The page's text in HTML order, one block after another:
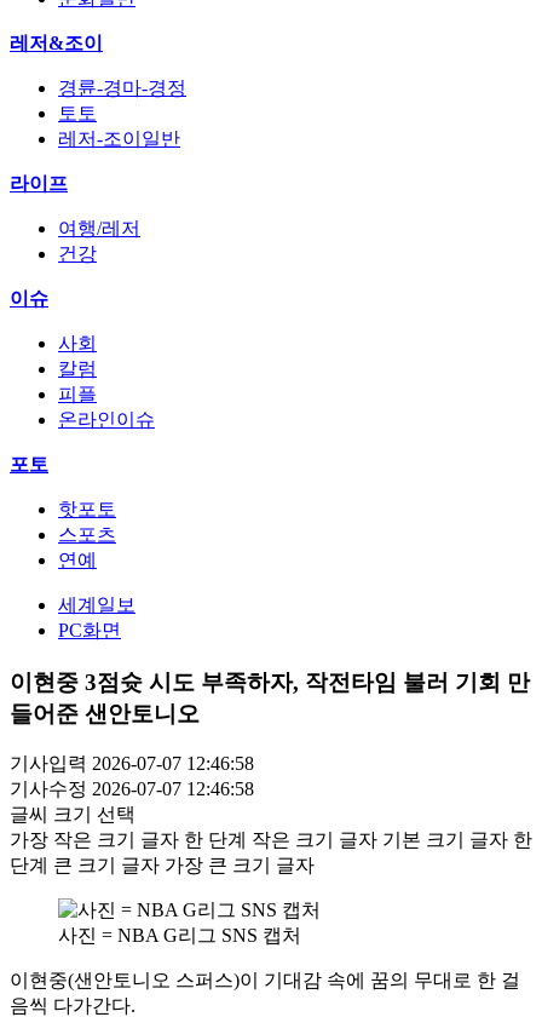
레저&조이
경륜-경마-경정
토토
레저-조이일반
라이프
여행/레저
건강
이슈
사회
칼럼
피플
온라인이슈
포토
핫포토
스포츠
연예
세계일보
PC화면
이현중 3점슛 시도 부족하자, 작전타임 불러 기회 만
들어준 샌안토니오
기사입력 2026-07-07 12:46:58
기사수정 2026-07-07 12:46:58
글씨 크기 선택
가장 작은 크기 글자 한 단계 작은 크기 글자 기본 크기 글자 한
단계 큰 크기 글자 가장 큰 크기 글자
사진 = NBA G리그 SNS 캡처
이현중(샌안토니오 스퍼스)이 기대감 속에 꿈의 무대로 한 걸
음씩 다가간다.